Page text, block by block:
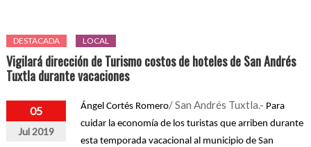
DESTACADA LOCAL
Vigilará dirección de Turismo costos de hoteles de San Andrés
Tuxtla durante vacaciones
05
Jul 2019
Ángel Cortés Romero/ San Andrés Tuxtla.- Para
cuidar la economía de los turistas que arriben durante
esta temporada vacacional al municipio de San